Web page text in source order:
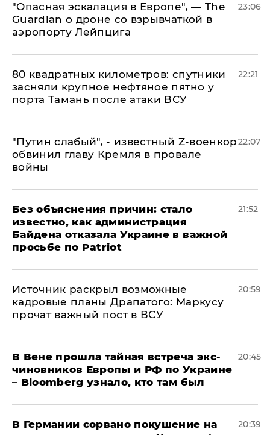
"Опасная эскалация в Европе", — The
Guardian о дроне со взрывчаткой в
аэропорту Лейпцига
23:06
80 квадратных километров: спутники
засняли крупное нефтяное пятно у
порта Тамань после атаки ВСУ
22:21
​"Путин слабый", - известный Z-военкор
обвинил главу Кремля в провале
войны
22:07
Без объяснения причин: стало
известно, как администрация
Байдена отказала Украине в важной
просьбе по Patriot
21:52
​Источник раскрыл возможные
кадровые планы Драпатого: Маркусу
прочат важный пост в ВСУ
20:59
В Вене прошла тайная встреча экс-
чиновников Европы и РФ по Украине
– Bloomberg узнало, кто там был
20:45
​В Германии сорвано покушение на
20:39